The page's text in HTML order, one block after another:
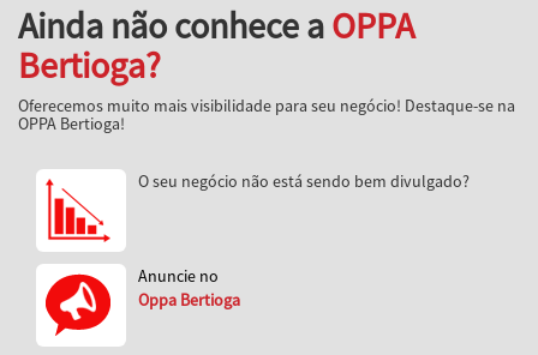
Ainda não conhece aOPPA
Bertioga?
Oferecemos muito mais visibilidade para seu negócio! Destaque-se na
OPPA Bertioga!
O seu negócio não está sendo bem divulgado?
Anuncie no
Oppa Bertioga